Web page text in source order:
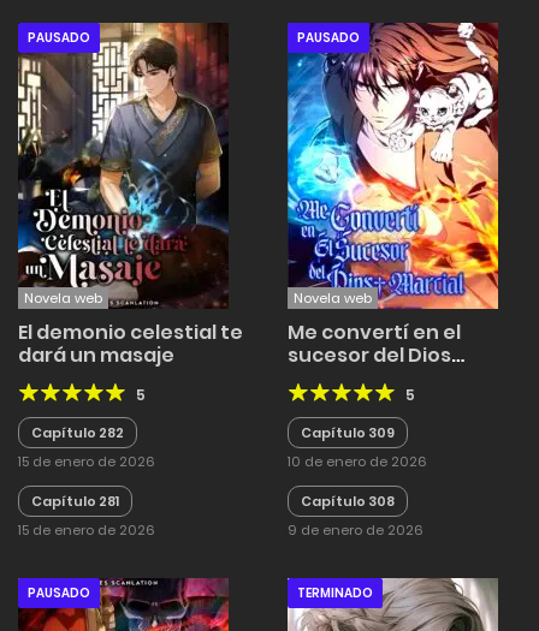
PAUSADO
Novela web
El demonio celestial te
dará un masaje
5
Capítulo 282
15 de enero de 2026
Capítulo 281
15 de enero de 2026
PAUSADO
Novela web
Me convertí en el
sucesor del Dios
Marcial
5
Capítulo 309
10 de enero de 2026
Capítulo 308
9 de enero de 2026
PAUSADO TERMINADO